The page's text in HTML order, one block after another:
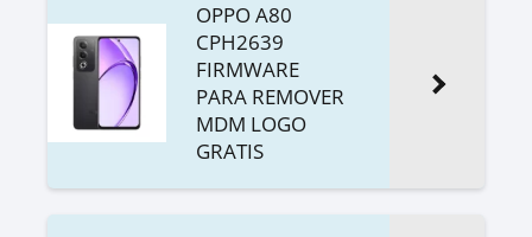
OPPO A80
CPH2639
FIRMWARE
PARA REMOVER
MDM LOGO
GRATIS